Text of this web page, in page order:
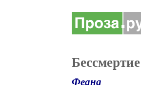
Феана